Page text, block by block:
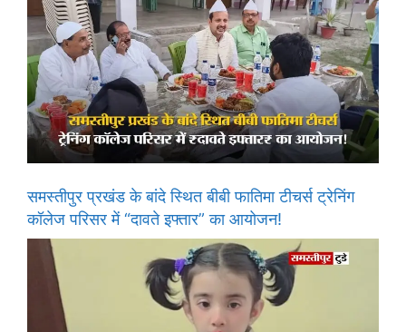
समस्तीपुर प्रखंड के बांदे स्थित बीबी फातिमा टीचर्स ट्रेनिंग
कॉलेज परिसर में “दावते इफ्तार” का आयोजन!